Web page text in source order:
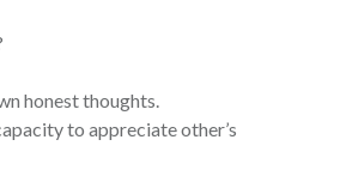
honest thoughts.
to appreciate other’s